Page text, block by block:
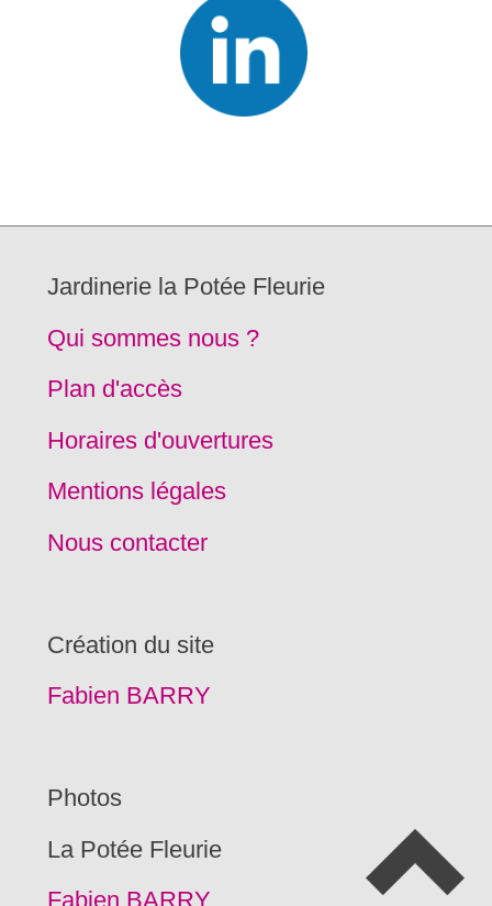
Jardinerie la Potée Fleurie
Qui sommes nous ?
Plan d'accès
Horaires d'ouvertures
Mentions légales
Nous contacter
Création du site
Fabien BARRY
Photos
La Potée Fleurie
Fabien BARRY